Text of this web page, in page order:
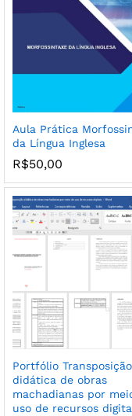
Aula Prática
da Língua Inglesa
R$50,00
Portfólio Transposição
didática de obras
machadianas por
uso de recursos